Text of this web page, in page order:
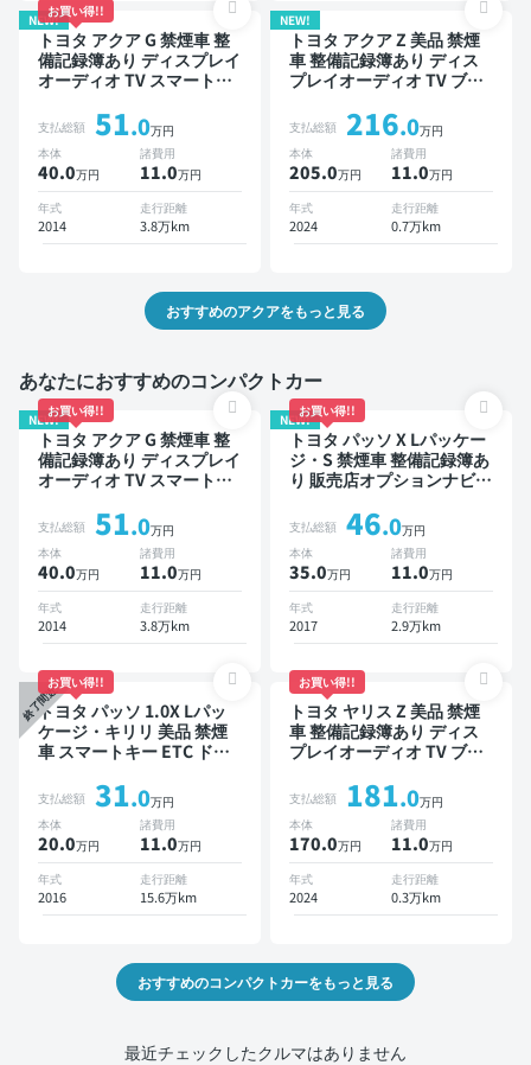
NEW!
お買い得!!
トヨタ アクア G 禁煙車 整
備記録簿あり ディスプレイ
オーディオ TV スマートキ
支払総額 51.0万円
本体
40.0万円
諸費用
11.0万円
年式
2014
走行距離
3.8万km
NEW!
トヨタ アクア Z 美品 禁煙
車 整備記録簿あり ディス
プレイオーディオ TV ブラ
ートクルーズ スマートキー
ETC バックモニター 全方
位カメラ ドライブレコーダ
ー 衝突軽減
支払総額 216.0万円
本体
205.0万円
諸費用
11.0万円
年式
2024
走行距離
0.7万km
おすすめのアクアをもっと見る
あなたにおすすめのコンパクトカー
NEW!
お買い得!!
トヨタ アクア G 禁煙車 整
備記録簿あり ディスプレイ
オーディオ TV スマートキ
支払総額 51.0万円
本体
40.0万円
諸費用
11.0万円
年式
2014
走行距離
3.8万km
NEW!
お買い得!!
トヨタ パッソ X Lパッケー
ジ・S 禁煙車 整備記録簿あ
り 販売店オプションナビ
クモニター ドライブレコー
ダー 衝突軽減
支払総額 46.0万円
本体
35.0万円
諸費用
11.0万円
年式
2017
走行距離
2.9万km
終了間近
お買い得!!
トヨタ パッソ 1.0X Lパッ
ケージ・キリリ 美品 禁煙
車 スマートキー ETC ドラ
支払総額 31.0万円
本体
20.0万円
諸費用
11.0万円
年式
2016
走行距離
15.6万km
お買い得!!
トヨタ ヤリス Z 美品 禁煙
車 整備記録簿あり ディス
プレイオーディオ TV ブラ
ートクルーズ スマートキー
ETC バックモニター 全方
位カメラ ドライブレコーダ
ー 衝突軽減
支払総額 181.0万円
本体
170.0万円
諸費用
11.0万円
年式
2024
走行距離
0.3万km
おすすめのコンパクトカーをもっと見る
最近チェックしたクルマはありません